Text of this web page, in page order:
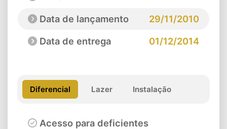
Data de lançamento
29/11/2010
Data de entrega
01/12/2014
Diferencial Lazer Instalação
Acesso para deficientes